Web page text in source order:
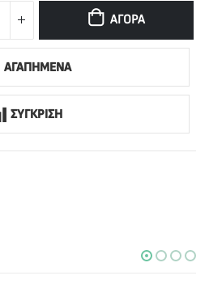
ΑΓΟΡΆ
ΑΓΑΠΗΜΕΝΑ
ΣΥΓΚΡΙΣΗ